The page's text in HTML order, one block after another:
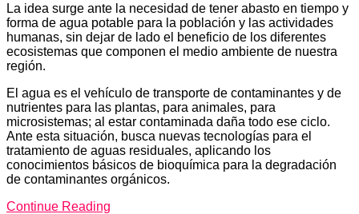
La idea surge ante la necesidad de tener abasto en tiempo y
forma de agua potable para la población y las actividades
humanas, sin dejar de lado el beneficio de los diferentes
ecosistemas que componen el medio ambiente de nuestra
región.
El agua es el vehículo de transporte de contaminantes y de
nutrientes para las plantas, para animales, para
microsistemas; al estar contaminada daña todo ese ciclo.
Ante esta situación, busca nuevas tecnologías para el
tratamiento de aguas residuales, aplicando los
conocimientos básicos de bioquímica para la degradación
de contaminantes orgánicos.
Continue Reading